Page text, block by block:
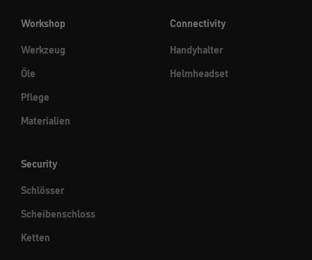
Workshop
Werkzeug
Öle
Pflege
Materialien
Connectivity
Handyhalter
Helmheadset
Security
Schlösser
Scheibenschloss
Ketten